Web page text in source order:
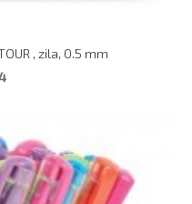
, zila, 0.5 mm